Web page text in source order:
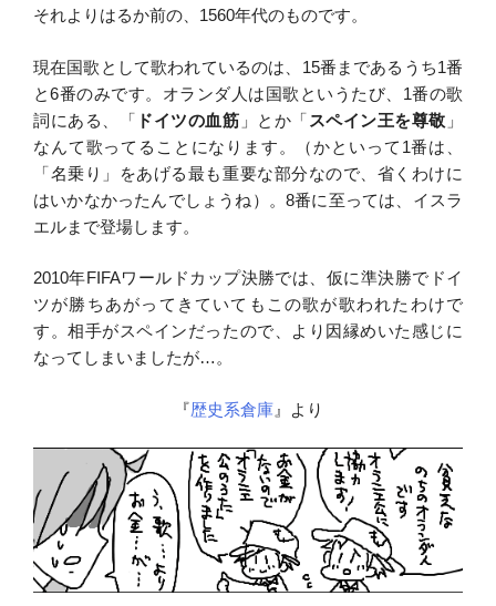
それよりはるか前の、1560年代のものです。
現在国歌として歌われているのは、15番まであるうち1番
と6番のみです。オランダ人は国歌というたび、1番の歌
詞にある、「 ドイツの血筋 」とか「 スペイン王を尊敬 」
なんて歌ってることになります。（かといって1番は、
「名乗り」をあげる最も重要な部分なので、省くわけに
はいかなかったんでしょうね）。8番に至っては、イスラ
エルまで登場します。
2010年FIFAワールドカップ決勝では、仮に準決勝でドイ
ツが勝ちあがってきていてもこの歌が歌われたわけで
す。相手がスペインだったので、より因縁めいた感じに
なってしまいましたが…。
『歴史系倉庫』より